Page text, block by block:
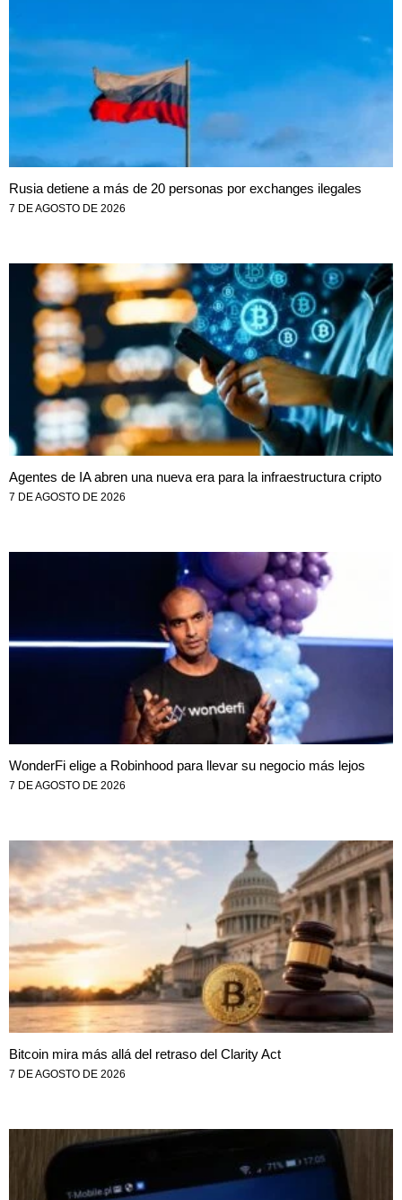
Rusia detiene a más de 20 personas por exchanges ilegales
7 DE AGOSTO DE 2026
Agentes de IA abren una nueva era para la infraestructura cripto
7 DE AGOSTO DE 2026
WonderFi elige a Robinhood para llevar su negocio más lejos
7 DE AGOSTO DE 2026
Bitcoin mira más allá del retraso del Clarity Act
7 DE AGOSTO DE 2026